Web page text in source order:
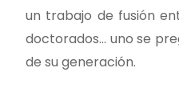
un trabajo de fusión
doctorados… uno se
de su generación.